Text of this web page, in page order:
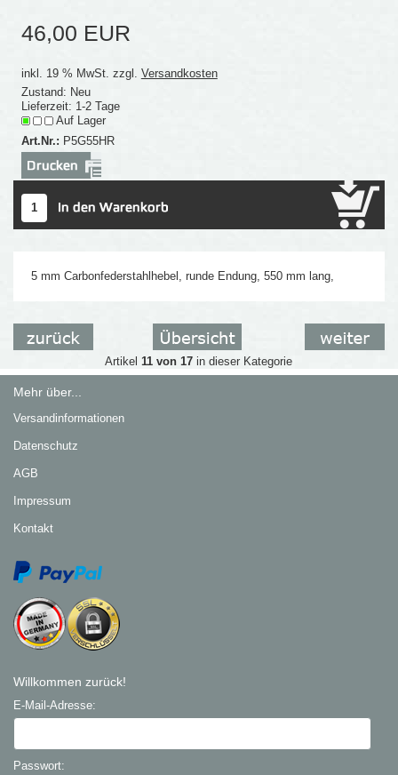
46,00 EUR
inkl. 19 % MwSt. zzgl. Versandkosten
Zustand: Neu
Lieferzeit: 1-2 Tage
Auf Lager
Art.Nr.: P5G55HR
5 mm Carbonfederstahlhebel, runde Endung, 550 mm lang,
Artikel 11 von 17 in dieser Kategorie
Mehr über...
Versandinformationen
Datenschutz
AGB
Impressum
Kontakt
Willkommen zurück!
E-Mail-Adresse:
Passwort: